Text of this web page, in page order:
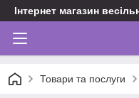
Інтернет магазин
Товари та послуги